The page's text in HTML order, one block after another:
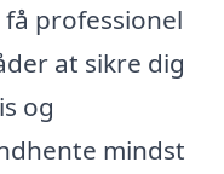
professionel
at sikre dig
og
mindst